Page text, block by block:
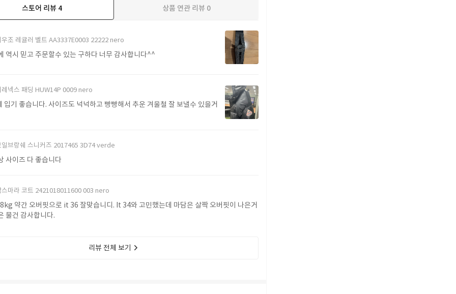
스토어 리뷰 4 상품 연관 리뷰 0
우조 레귤러 벨트 AA3337E0003 22222 nero
역시 믿고 주문할수 있는 구하다 너무 감사합니다^^
레넥스 패딩 HUW14P 0009 nero
입기 좋습니다. 사이즈도 넉넉하고 빵빵해서 추운 겨울철 잘 보낼수 있을거
일브랑쉐 스니커즈 2017465 3D74 verde
사이즈 다 좋습니다
스마라 코트 2421018011600 003 nero
약간 오버핏으로 it 36 잘맞습니디. It 34와 고민했는데 마담은 살짝 오버핏이 나은거
같아요 좋은 물건 감사합니다.
리뷰 전체 보기